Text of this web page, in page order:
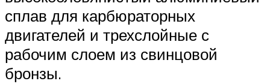
сплав для карбюраторных
двигателей и трехслойные с
рабочим слоем из свинцовой
бронзы.